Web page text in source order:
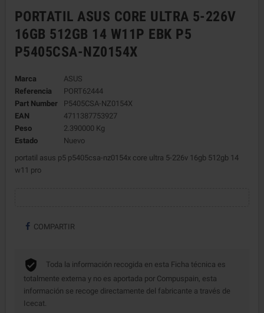
PORTATIL ASUS CORE ULTRA 5-226V
16GB 512GB 14 W11P EBK P5
P5405CSA-NZ0154X
Marca
ASUS
Referencia
PORT62444
Part Number
P5405CSA-NZ0154X
EAN
4711387753927
Peso
2.390000 Kg
Estado
Nuevo
portatil asus p5 p5405csa-nz0154x core ultra 5-226v 16gb 512gb 14
w11 pro
COMPARTIR
Toda la información recogida en esta Ficha técnica es
totalmente externa y no es aportada por Compuspain, esta
información se recoge directamente del fabricante a través de
Icecat.